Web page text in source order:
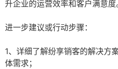
升企业的运营效率和客户满意度
进一步建议或行动步骤：
1、详细了解纷享销客的解决方
体需求；